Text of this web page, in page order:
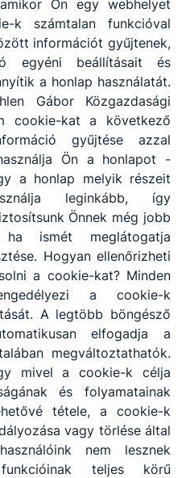
2026
és bensőséges
végzős
SZC Bethlen
és
Ön egy webhelyet
k számtalan funkcióval
információt gyűjtenek,
egyéni beállításait és
a honlap használatát.
Gábor Közgazdasági
cookie-kat a következő
gyűjtése azzal
Ön a honlapot -
a honlap melyik részeit
leginkább, így
Önnek még jobb
ha ismét meglátogatja
Hogyan ellenőrizheti
a cookie-kat? Minden
a cookie-k
A legtöbb böngésző
elfogadja a
megváltoztathatók.
mivel a cookie-k célja
és folyamatainak
tétele, a cookie-k
vagy törlése által
nem lesznek
teljes körű